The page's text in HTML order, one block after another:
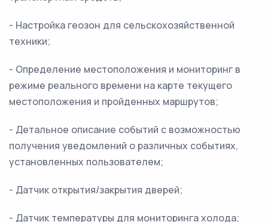
- Настройка геозон для сельскохозяйственной
техники;
- Определение местоположения и мониторинг в
режиме реального времени на карте текущего
местоположения и пройденных маршрутов;
- Детальное описание событий с возможностью
получения уведомлений о различных событиях,
установленных пользователем;
- Датчик открытия/закрытия дверей;
- Датчик температуры для мониторинга холода;